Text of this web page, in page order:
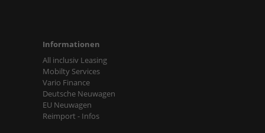
Informationen
All inclusiv Leasing
Mobilty Services
Vario Finance
Deutsche Neuwagen
EU Neuwagen
Reimport - Infos